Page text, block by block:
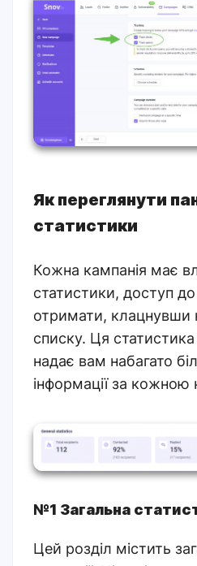
Як переглянути
статистики
Кожна кампанія має
статистики, доступ
отримати, клацнувши
списку. Ця
надає вам набагато
інформації за кожною
№1 Загальна
Цей розділ містить